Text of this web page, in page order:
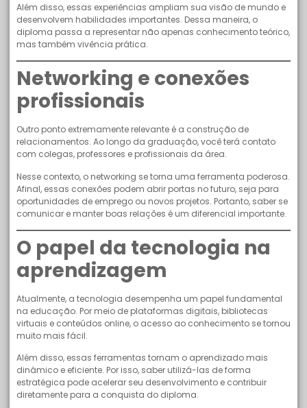
Além disso, essas experiências ampliam sua visão de mundo e
desenvolvem habilidades importantes. Dessa maneira, o
diploma passa a representar não apenas conhecimento teórico,
mas também vivência prática.
Networking e conexões
profissionais
Outro ponto extremamente relevante é a construção de
relacionamentos. Ao longo da graduação, você terá contato
com colegas, professores e profissionais da área.
Nesse contexto, o networking se torna uma ferramenta poderosa.
Afinal, essas conexões podem abrir portas no futuro, seja para
oportunidades de emprego ou novos projetos. Portanto, saber se
comunicar e manter boas relações é um diferencial importante.
O papel da tecnologia na
aprendizagem
Atualmente, a tecnologia desempenha um papel fundamental
na educação. Por meio de plataformas digitais, bibliotecas
virtuais e conteúdos online, o acesso ao conhecimento se tornou
muito mais fácil.
Além disso, essas ferramentas tornam o aprendizado mais
dinâmico e eficiente. Por isso, saber utilizá-las de forma
estratégica pode acelerar seu desenvolvimento e contribuir
diretamente para a conquista do diploma.